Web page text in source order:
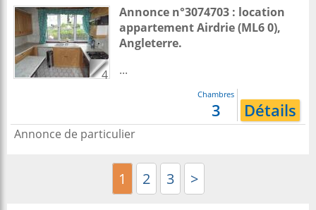
4
Annonce n°3074703 : location
appartementAirdrie(ML6 0),
Angleterre.
...
Chambres
3 Détails
Annonce de particulier
1 2 3 >